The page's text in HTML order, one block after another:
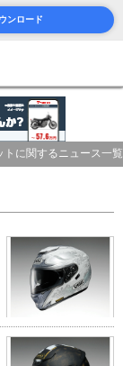
ンロード
トに関するニュース一覧